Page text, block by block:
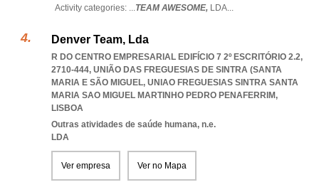
Activity categories: ...TEAM AWESOME, LDA...
Denver Team, Lda
R DO CENTRO EMPRESARIAL EDIFÍCIO 7 2º ESCRITÓRIO 2.2,
2710-444, UNIÃO DAS FREGUESIAS DE SINTRA (SANTA
MARIA E SÃO MIGUEL, UNIAO FREGUESIAS SINTRA SANTA
MARIA SAO MIGUEL MARTINHO PEDRO PENAFERRIM,
LISBOA
Outras atividades de saúde humana, n.e.
LDA
Ver empresa Ver no Mapa